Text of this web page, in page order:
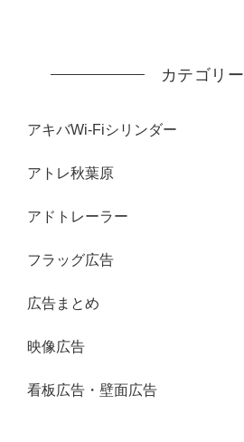
カテゴリー
アキバWi-Fiシリンダー
アトレ秋葉原
アドトレーラー
フラッグ広告
広告まとめ
映像広告
看板広告・壁面広告